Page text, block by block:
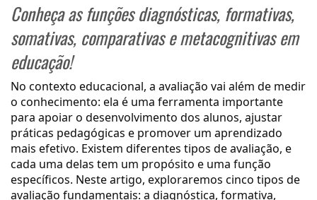
Conheça as funções diagnósticas, formativas,
somativas, comparativas e metacognitivas em
educação!
No contexto educacional, a avaliação vai além de medir
o conhecimento: ela é uma ferramenta importante
para apoiar o desenvolvimento dos alunos, ajustar
práticas pedagógicas e promover um aprendizado
mais efetivo. Existem diferentes tipos de avaliação, e
cada uma delas tem um propósito e uma função
específicos. Neste artigo, exploraremos cinco tipos de
avaliação fundamentais: a diagnóstica, formativa,